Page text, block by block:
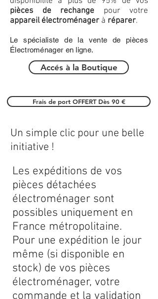
pièces de rechange pour votre
appareil électroménager à réparer.
Le spécialiste de la vente de pièces
Électroménager en ligne.
Accés à la Boutique
Frais de port OFFERT Dès 90 €
Les expéditions de vos
pièces détachées
électroménager sont
possibles uniquement en
France métropolitaine.
Pour une expédition le jour
même (si disponible en
stock) de vos pièces
électroménager, votre
commande et la validation
Un simple clic pour une belle
initiative !